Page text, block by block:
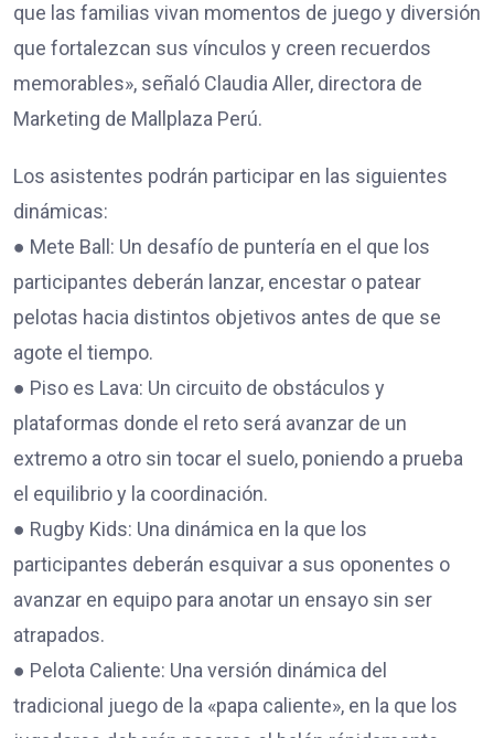
que las familias vivan momentos de juego y diversión
que fortalezcan sus vínculos y creen recuerdos
memorables», señaló Claudia Aller, directora de
Marketing de Mallplaza Perú.
Los asistentes podrán participar en las siguientes
dinámicas:
● Mete Ball: Un desafío de puntería en el que los
participantes deberán lanzar, encestar o patear
pelotas hacia distintos objetivos antes de que se
agote el tiempo.
● Piso es Lava: Un circuito de obstáculos y
plataformas donde el reto será avanzar de un
extremo a otro sin tocar el suelo, poniendo a prueba
el equilibrio y la coordinación.
● Rugby Kids: Una dinámica en la que los
participantes deberán esquivar a sus oponentes o
avanzar en equipo para anotar un ensayo sin ser
atrapados.
● Pelota Caliente: Una versión dinámica del
tradicional juego de la «papa caliente», en la que los